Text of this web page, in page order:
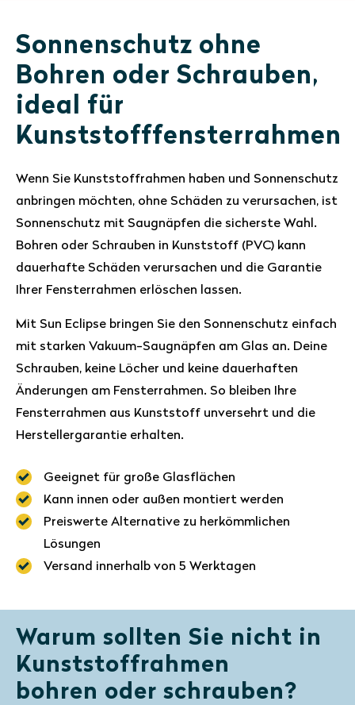
Sonnenschutz ohne
Bohren oder Schrauben,
ideal für
Kunststofffensterrahmen
Wenn Sie Kunststoffrahmen haben und Sonnenschutz
anbringen möchten, ohne Schäden zu verursachen, ist
Sonnenschutz mit Saugnäpfen die sicherste Wahl.
Bohren oder Schrauben in Kunststoff (PVC) kann
dauerhafte Schäden verursachen und die Garantie
Ihrer Fensterrahmen erlöschen lassen.
Mit Sun Eclipse bringen Sie den Sonnenschutz einfach
mit starken Vakuum-Saugnäpfen am Glas an. Deine
Schrauben, keine Löcher und keine dauerhaften
Änderungen am Fensterrahmen. So bleiben Ihre
Fensterrahmen aus Kunststoff unversehrt und die
Herstellergarantie erhalten.
Geeignet für große Glasflächen
Kann innen oder außen montiert werden
Preiswerte Alternative zu herkömmlichen
Lösungen
Versand innerhalb von 5 Werktagen
Warum sollten Sie nicht in
Kunststoffrahmen
bohren oder schrauben?